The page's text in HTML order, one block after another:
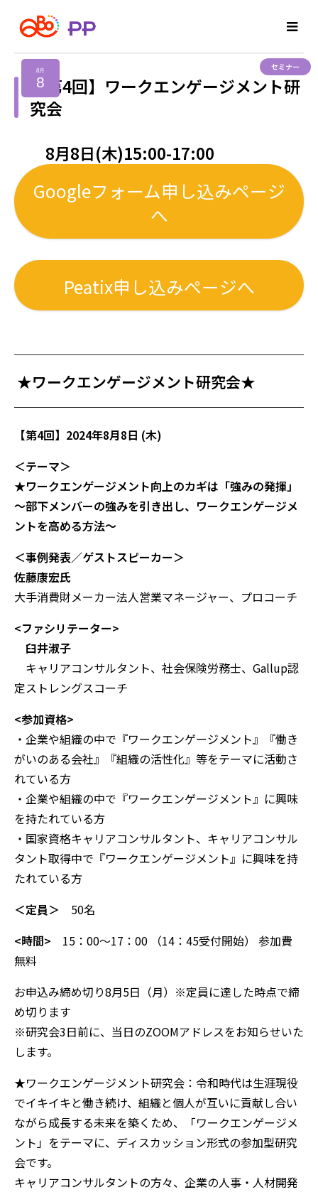
8月
8
セミナー
【第4回】ワークエンゲージメント研
究会
8月8日(木)15:00-17:00
Googleフォーム申し込みページ
へ
Peatix申し込みページへ
★ワークエンゲージメント研究会★
【第4回】2024年8月8日 (木)
＜テーマ＞
★ワークエンゲージメント向上のカギは「強みの発揮」
〜部下メンバーの強みを引き出し、ワークエンゲージメ
ントを高める方法～
＜事例発表／ゲストスピーカー＞
佐藤康宏氏
大手消費財メーカー法人営業マネージャー、プロコーチ
<ファシリテーター>
臼井淑子
キャリアコンサルタント、社会保険労務士、Gallup認
定ストレングスコーチ
<参加資格>
・企業や組織の中で『ワークエンゲージメント』『働き
がいのある会社』『組織の活性化』等をテーマに活動さ
れている方
・企業や組織の中で『ワークエンゲージメント』に興味
を持たれている方
・国家資格キャリアコンサルタント、キャリアコンサル
タント取得中で『ワークエンゲージメント』に興味を持
たれている方
＜定員＞ 50名
<時間> 15：00～17：00 （14：45受付開始） 参加費
無料
お申込み締め切り8月5日（月）※定員に達した時点で締
め切ります
※研究会3日前に、当日のZOOMアドレスをお知らせいた
します。
★ワークエンゲージメント研究会：令和時代は生涯現役
でイキイキと働き続け、組織と個人が互いに貢献し合い
ながら成長する未来を築くため、「ワークエンゲージメ
ント」をテーマに、ディスカッション形式の参加型研究
会です。
キャリアコンサルタントの方々、企業の人事・人材開発